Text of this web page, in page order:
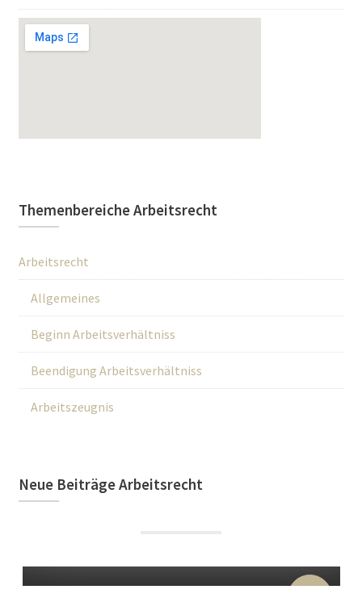
Themenbereiche Arbeitsrecht
Arbeitsrecht
Allgemeines
Beginn Arbeitsverhältniss
Beendigung Arbeitsverhältniss
Arbeitszeugnis
Neue Beiträge Arbeitsrecht
22